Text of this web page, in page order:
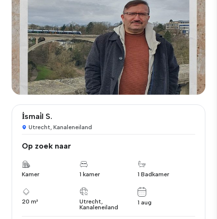
İsmai̇l S.
Utrecht, Kanaleneiland
Op zoek naar
Kamer 1 kamer 1 Badkamer
20 m²
Utrecht,
Kanaleneiland
1 aug